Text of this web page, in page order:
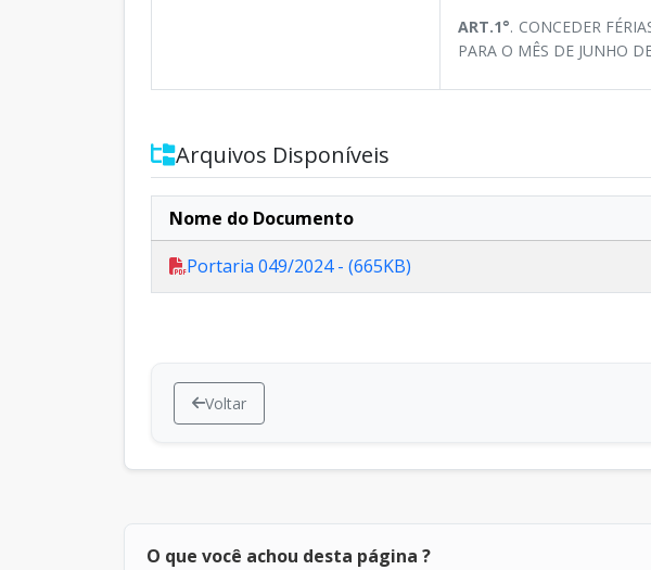
ART.1°. CONCEDER
PARA O MÊS DE JUNHO
Arquivos Disponíveis
Nome do Documento
Portaria 049/2024 - (665KB)
Voltar
O que você achou desta página ?